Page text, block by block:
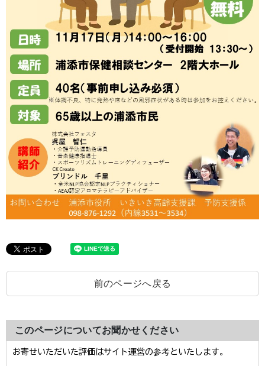
前のページへ戻る
このページについてお聞かせください